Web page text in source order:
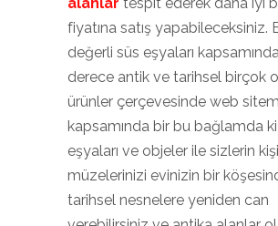
fiyatına satış yapabileceksiniz.
değerli süs eşyaları
derece antik ve tarihsel birçok
ürünler çerçevesinde web
kapsamında bir bu bağlamda
eşyaları ve objeler ile sizlerin
müzelerinizi evinizin bir
tarihsel nesnelere yeniden can